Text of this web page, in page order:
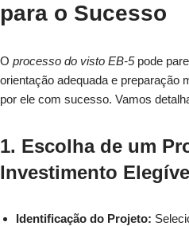
para o Sucesso
O processo do visto EB-5pode
orientação adequada e preparação
por ele com sucesso. Vamos
1. Escolha de um
Investimento
Identificação do Projeto: